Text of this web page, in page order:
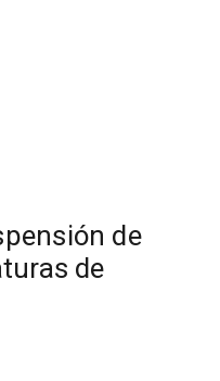
de
de